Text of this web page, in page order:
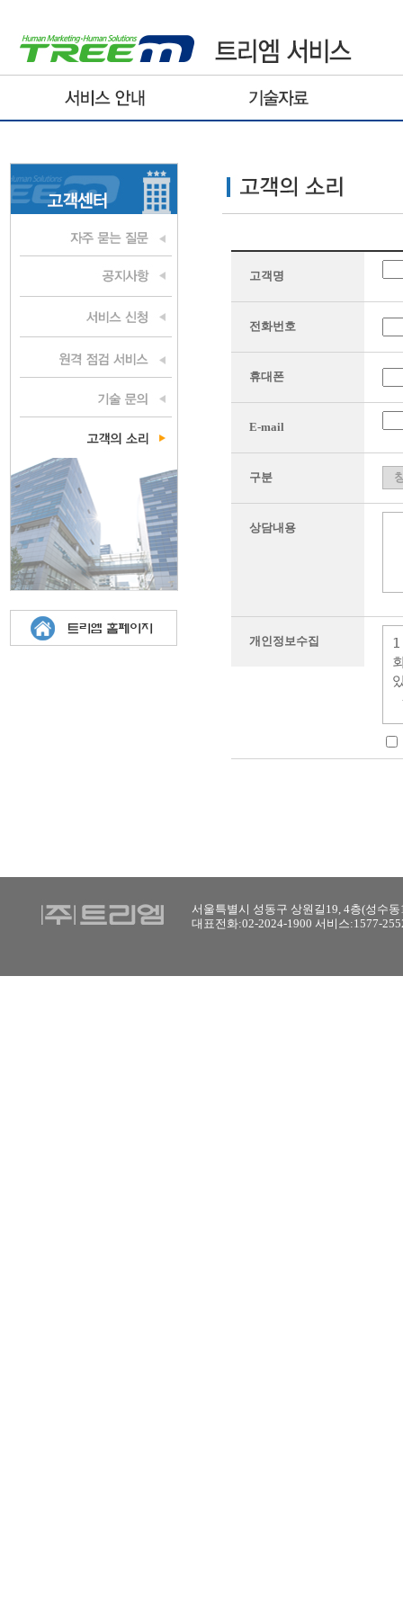
고객명
전화번호
휴대폰
E-mail
구분
상담내용
개인정보수집
서울특별시 성동구 상원길19, 4층(성수
대표전화:02-2024-1900 서비스:1577-